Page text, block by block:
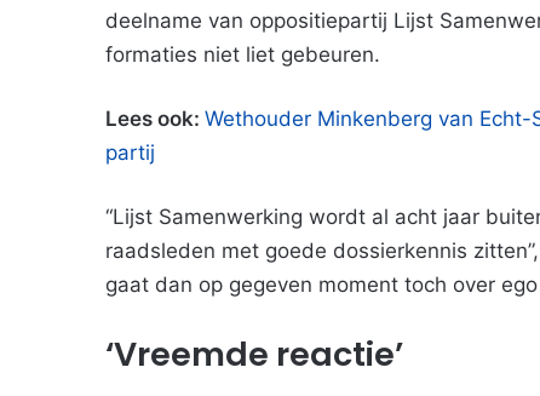
deelname van oppositiepartij Lijst
formaties niet liet gebeuren.
Lees ook: Wethouder Minkenberg van
partij
“Lijst Samenwerking wordt al acht jaar
raadsleden met goede dossierkennis
gaat dan op gegeven moment toch over ego
‘Vreemde reactie’